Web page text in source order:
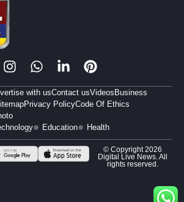
with usContact usVideos Business
Privacy PolicyCode Of Ethics
Education Health
© Copyright 2026
Digital Live News. All
rights reserved.